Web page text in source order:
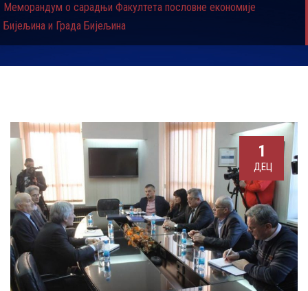
Меморандум о сарадњи Факултета пословне економије
Бијељина и Града Бијељина
1
ДЕЦ